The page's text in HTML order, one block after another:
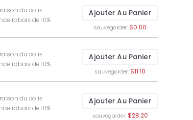
du colis
rabais de 10%
Ajouter Au Panier
sauvegarder:$0.00
du colis
rabais de 10%
Ajouter Au Panier
sauvegarder:$11.10
du colis
rabais de 10%
Ajouter Au Panier
sauvegarder:$28.20